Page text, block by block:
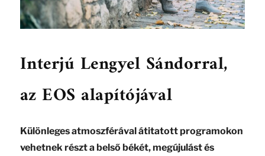
Interjú Lengyel Sándorral,
az EOS alapítójával
Különleges atmoszférával átitatott programokon
vehetnek részt a belső békét, megújulást és